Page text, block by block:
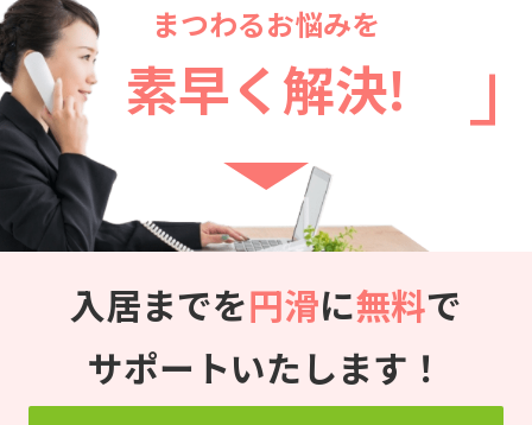
まつわるお悩みを
素早く解決!
入居までを円滑に無料で
サポートいたします！